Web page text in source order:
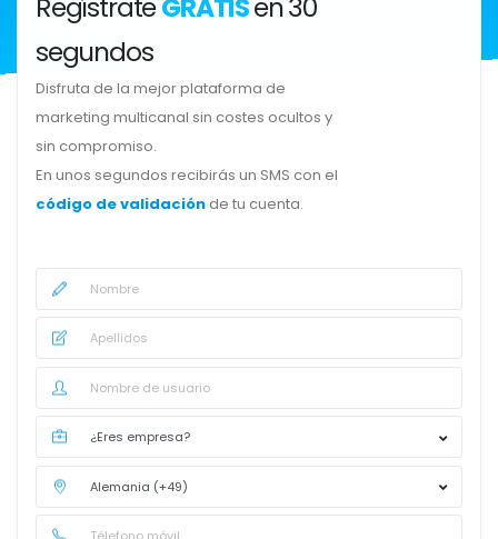
segundos
Disfruta de la mejor plataforma de
marketing multicanal sin costes ocultos y
sin compromiso.
En unos segundos recibirás un SMS con el
código de validación de tu cuenta.